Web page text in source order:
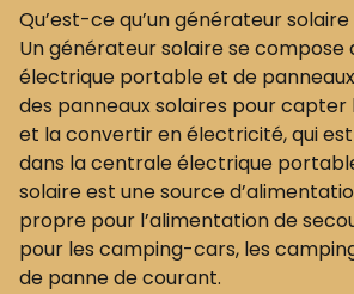
Qu’est-ce qu’un générateur solaire
Un générateur solaire se compose
électrique portable et de panneaux
des panneaux solaires pour capter
et la convertir en électricité, qui
dans la centrale électrique
solaire est une source
propre pour l’alimentation de
pour les camping-cars, les
de panne de courant.